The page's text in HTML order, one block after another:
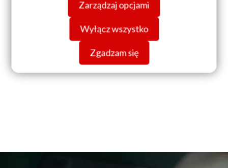
danych znajdziesz wPolityce prywatności.
Zarządzaj opcjami
Wyłącz wszystko
Zgadzam się